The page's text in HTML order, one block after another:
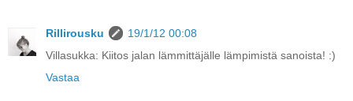
Rillirousku
19/1/12 00:08
Villasukka: Kiitos jalan lämmittäjälle lämpimistä sanoista! :)
Vastaa